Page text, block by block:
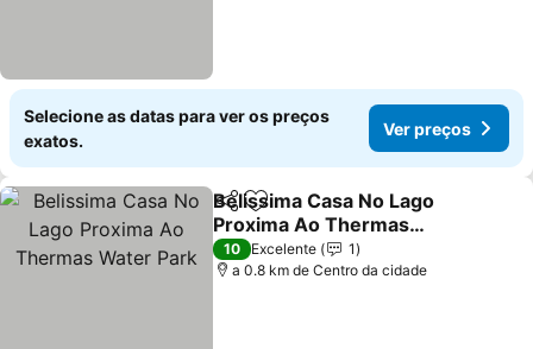
Selecione as datas para ver os preços
exatos.
Ver preços
PartilharAdicionar aos favoritos
Belissima Casa No Lago
Proxima Ao Thermas
Water Park
Ver preços
10 Excelente
1
a 0.8 km de Centro da cidade